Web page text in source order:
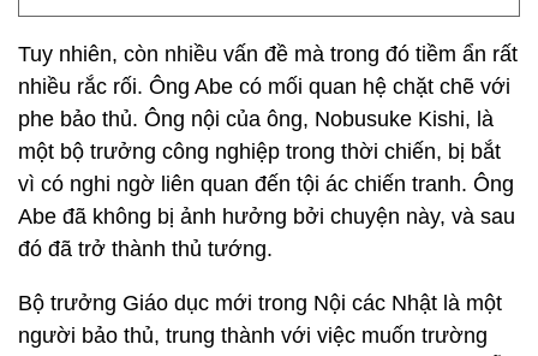
Tuy nhiên, còn nhiều vấn đề mà trong đó tiềm ẩn rất
nhiều rắc rối. Ông Abe có mối quan hệ chặt chẽ với
phe bảo thủ. Ông nội của ông, Nobusuke Kishi, là
một bộ trưởng công nghiệp trong thời chiến, bị bắt
vì có nghi ngờ liên quan đến tội ác chiến tranh. Ông
Abe đã không bị ảnh hưởng bởi chuyện này, và sau
đó đã trở thành thủ tướng.
Bộ trưởng Giáo dục mới trong Nội các Nhật là một
người bảo thủ, trung thành với việc muốn trường